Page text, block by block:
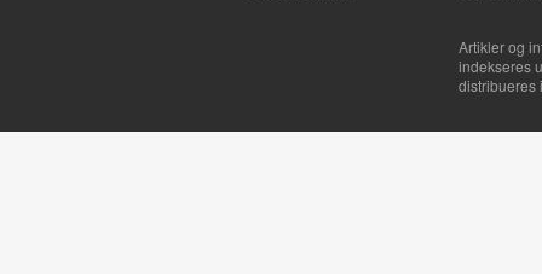
Artikler og
indekseres
distribueres